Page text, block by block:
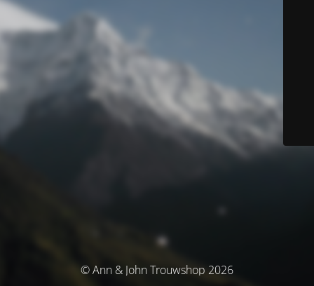
© Ann & John Trouwshop 2026